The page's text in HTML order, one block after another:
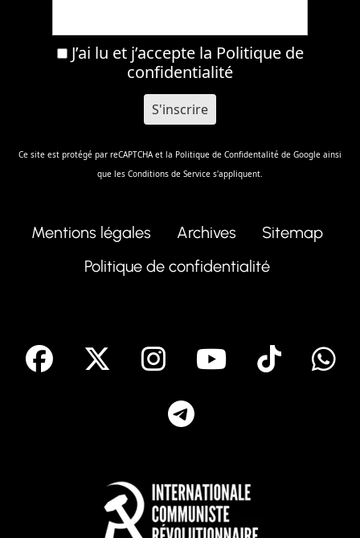
J’ai lu et j’accepte la Politique de
confidentialité
Ce site est protégé par reCAPTCHA et la Politique de Confidentalité de Google ainsi
que les Conditions de Service s'appliquent.
Mentions légales Archives
Sitemap
Politique de confidentialité
facebook Instagram
Youtube
Tik